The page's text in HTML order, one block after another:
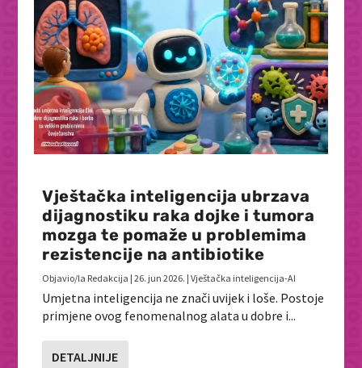
Vještačka inteligencija ubrzava
dijagnostiku raka dojke i tumora
mozga te pomaže u problemima
rezistencije na antibiotike
Objavio/la Redakcija |26. jun 2026. |Vještačka inteligencija-AI
Umjetna inteligencija ne znači uvijek i loše. Postoje
primjene ovog fenomenalnog alata u dobre i...
DETALJNIJE